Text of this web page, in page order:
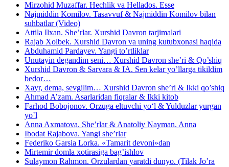
Mirzohid Muzaffar. Hechlik va Hellados. Esse
Najmiddin Komilov. Tasavvuf & Najmiddin Komilov bilan
suhbatlar (Video)
Attila Ilxan. She’rlar. Xurshid Davron tarjimalari
Rajab Xolbek. Xurshid Davron va uning kutubxonasi haqida
Abduhamid Pardayev. Yangi to’rtliklar
Unutayin degandim seni… Xurshid Davron she’ri & Qo’shiq
Xurshid Davron & Sarvara & IA. Sen kelar yo’llarga tikildim
bedor…
Xayr, dema, sevgilim… Xurshid Davron she’ri & Ikki qo’shiq
Ahmad A’zam. Asarlaridan fiqralar & Ikki kitob
Farhod Bobojonov. Orzuga eltuvchi yo‘l & Yulduzlar yurgan
yo`l
Anna Axmatova. She’rlar & Anatoliy Nayman. Anna
Ibodat Rajabova. Yangi she’rlar
Federiko Garsia Lorka. «Tamarit devoni»dan
Mirtemir domla xotirasiga bag’ishlov
Sulaymon Rahmon. Orzulardan yaratdi dunyo. (Tilak Jo’ra